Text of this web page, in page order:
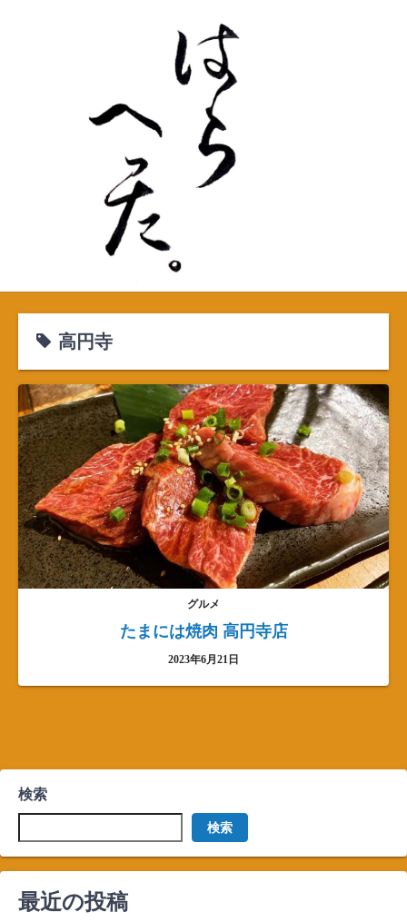
高円寺
グルメ
たまには焼肉 高円寺店
2023年6月21日
検索
検索
最近の投稿